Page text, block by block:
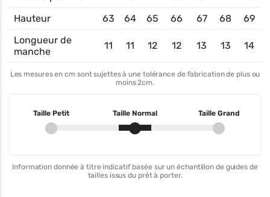
Hauteur
63 64 65 66 67 68
69
Longueur de
manche
11 11 12 12 13 13 14
Les mesures en cm sont sujettes à une tolérance de fabrication de plus ou
moins 2cm.
Taille Petit Taille Normal Taille Grand
Information donnée à titre indicatif basée sur un échantillon de guides de
tailles issus du prêt à porter.